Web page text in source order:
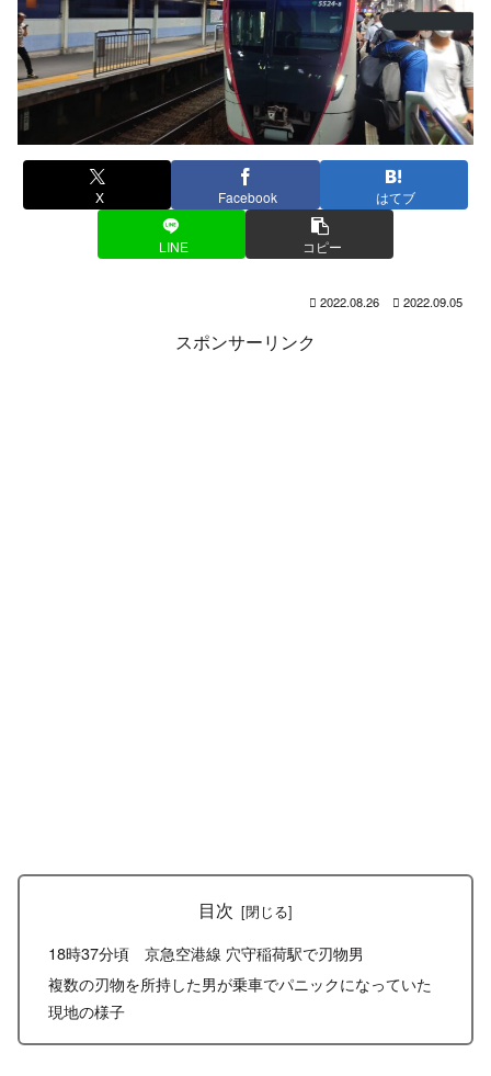
X Facebook はてブ
LINE コピー
2022.08.26 2022.09.05
スポンサーリンク
目次
18時37分頃 京急空港線 穴守稲荷駅で刃物男
複数の刃物を所持した男が乗車でパニックになっていた
現地の様子